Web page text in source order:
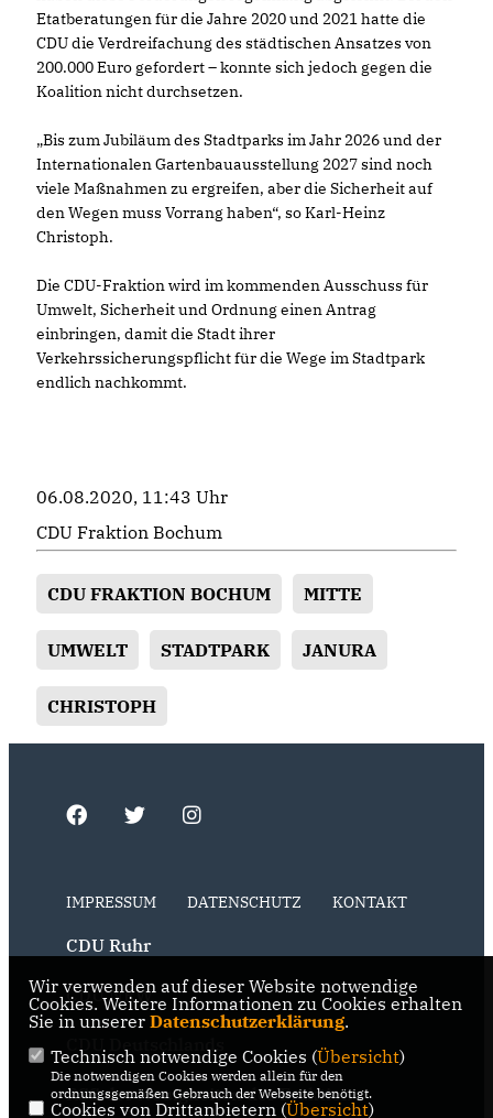
Etatberatungen für die Jahre 2020 und 2021 hatte die
CDU die Verdreifachung des städtischen Ansatzes von
200.000 Euro gefordert – konnte sich jedoch gegen die
Koalition nicht durchsetzen.
Bis zum Jubiläum des Stadtparks im Jahr 2026 und der
Internationalen Gartenbauausstellung 2027 sind noch
viele Maßnahmen zu ergreifen, aber die Sicherheit auf
den Wegen muss Vorrang haben“, so Karl-Heinz
Christoph.
Die CDU-Fraktion wird im kommenden Ausschuss für
Umwelt, Sicherheit und Ordnung einen Antrag
einbringen, damit die Stadt ihrer
Verkehrssicherungspflicht für die Wege im Stadtpark
endlich nachkommt.
06.08.2020, 11:43 Uhr
CDU Fraktion Bochum
CDU FRAKTION BOCHUM MITTE
UMWELT STADTPARK JANURA
CHRISTOPH
IMPRESSUM DATENSCHUTZ KONTAKT
CDU Ruhr
CDU NRW
RSS der Neuigkeiten der Fraktion
Wir verwenden auf dieser Website notwendige
Cookies. Weitere Informationen zu Cookies erhalten
Sie in unserer Datenschutzerklärung.
Technisch notwendige Cookies (Übersicht)
Die notwendigen Cookies werden allein für den
ordnungsgemäßen Gebrauch der Webseite benötigt.
Cookies von Drittanbietern (Übersicht)